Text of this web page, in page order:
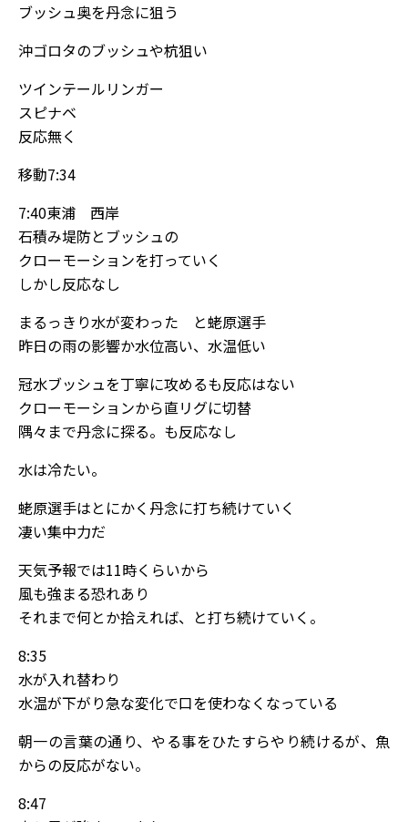
ブッシュ奥を丹念に狙う
沖ゴロタのブッシュや杭狙い
ツインテールリンガー
スピナベ
反応無く
移動7:34
7:40東浦 西岸
石積み堤防とブッシュの
クローモーションを打っていく
しかし反応なし
まるっきり水が変わった と蛯原選手
昨日の雨の影響か水位高い、水温低い
冠水ブッシュを丁寧に攻めるも反応はない
クローモーションから直リグに切替
隅々まで丹念に探る。も反応なし
水は冷たい。
蛯原選手はとにかく丹念に打ち続けていく
凄い集中力だ
天気予報では11時くらいから
風も強まる恐れあり
それまで何とか拾えれば、と打ち続けていく。
8:35
水が入れ替わり
水温が下がり急な変化で口を使わなくなっている
朝一の言葉の通り、やる事をひたすらやり続けるが、魚
からの反応がない。
8:47